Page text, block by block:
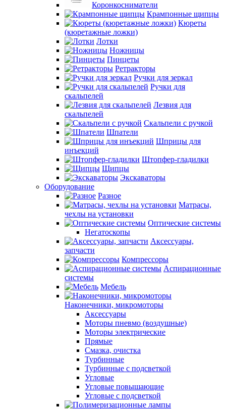
Коронкосниматели
Крампонные щипцы
Кюреты
(кюретажные ложки)
Лотки
Ножницы
Пинцеты
Ретракторы
Ручки для зеркал
Ручки для
скальпелей
Лезвия для
скальпелей
Скальпели с ручкой
Шпатели
Шприцы для
инъекций
Штопфер-гладилки
Щипцы
Экскаваторы
Оборудование
Разное
Матрасы,
чехлы на установки
Оптические системы
Негатоскопы
Аксессуары,
запчасти
Компрессоры
Аспирационные
системы
Мебель
Наконечники, микромоторы
Аксессуары
Моторы пневмо (воздушные)
Моторы электрические
Прямые
Смазка, очистка
Турбинные
Турбинные с подсветкой
Угловые
Угловые повышающие
Угловые с подсветкой